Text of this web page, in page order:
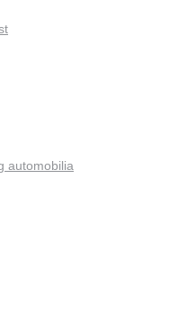
automobilia